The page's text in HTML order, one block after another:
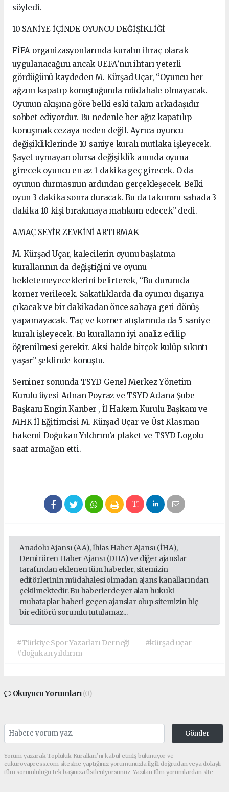
söyledi.
10 SANİYE İÇİNDE OYUNCU DEĞİŞİKLİĞİ
FİFA organizasyonlarında kuralın ihraç olarak
uygulanacağını ancak UEFA’nın ihtarı yeterli
gördüğünü kaydeden M. Kürşad Uçar, “Oyuncu her
ağzını kapatıp konuştuğunda müdahale olmayacak.
Oyunun akışına göre belki eski takım arkadaşıdır
sohbet ediyordur. Bu nedenle her ağız kapatılıp
konuşmak cezaya neden değil. Ayrıca oyuncu
değişikliklerinde 10 saniye kuralı mutlaka işleyecek.
Şayet uymayan olursa değişiklik anında oyuna
girecek oyuncu en az 1 dakika geç girecek. O da
oyunun durmasının ardından gerçekleşecek. Belki
oyun 3 dakika sonra duracak. Bu da takımını sahada 3
dakika 10 kişi bırakmaya mahkum edecek” dedi.
AMAÇ SEYİR ZEVKİNİ ARTIRMAK
M. Kürşad Uçar, kalecilerin oyunu başlatma
kurallarının da değiştiğini ve oyunu
bekletemeyeceklerini belirterek, “Bu durumda
korner verilecek. Sakatlıklarda da oyuncu dışarıya
çıkacak ve bir dakikadan önce sahaya geri dönüş
yapamayacak. Taç ve korner atışlarında da 5 saniye
kuralı işleyecek. Bu kuralların iyi analiz edilip
öğrenilmesi gerekir. Aksi halde birçok kulüp sıkıntı
yaşar” şeklinde konuştu.
Seminer sonunda TSYD Genel Merkez Yönetim
Kurulu üyesi Adnan Poyraz ve TSYD Adana Şube
Başkanı Engin Kanber , İl Hakem Kurulu Başkanı ve
MHK İl Eğitimcisi M. Kürşad Uçar ve Üst Klasman
hakemi Doğukan Yıldırım’a plaket ve TSYD Logolu
saat armağan etti.
Anadolu Ajansı (AA), İhlas Haber Ajansı (İHA),
Demirören Haber Ajansı (DHA) ve diğer ajanslar
tarafından eklenen tüm haberler, sitemizin
editörlerinin müdahalesi olmadan ajans kanallarından
çekilmektedir. Bu haberlerde yer alan hukuki
muhataplar haberi geçen ajanslar olup sitemizin hiç
bir editörü sorumlu tutulamaz...
#Türkiye Spor Yazarları Derneği
#kürşad uçar
#doğukan yıldırım
Okuyucu Yorumları(0)
Gönder
Yorum yazarak Topluluk Kuralları’nı kabul etmiş bulunuyor ve
cukurovapress.com sitesine yaptığınız yorumunuzla ilgili doğrudan veya dolaylı
tüm sorumluluğu tek başınıza üstleniyorsunuz. Yazılan tüm yorumlardan site